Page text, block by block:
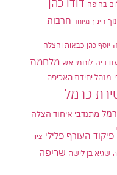
בחיפה דודו כהן
חינוך מיוחד חרבות
יוסף כהן כבאות והצלה
לוחמי אש מלחמת
מנהל יחידת האכיפה
כרמל
מתנדבי איחוד הצלה
פיקוד העורף פלילי ציון
שגיא בן לישה שריפה